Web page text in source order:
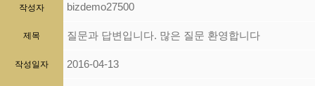
작성자 bizdemo27500
제목 질문과 답변입니다. 많은 질문 환영합니다
작성일자 2016-04-13